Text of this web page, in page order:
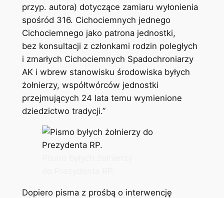
przyp. autora) dotyczące zamiaru wyłonienia
spośród 316. Cichociemnych jednego
Cichociemnego jako patrona jednostki,
bez konsultacji z członkami rodzin poległych
i zmarłych Cichociemnych Spadochroniarzy
AK i wbrew stanowisku środowiska byłych
żołnierzy, współtwórców jednostki
przejmujących 24 lata temu wymienione
dziedzictwo tradycji.”
Dopiero pisma z prośbą o interwencję